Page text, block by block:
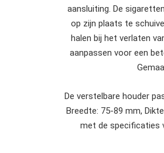
aansluiting. De
op zijn plaats te
halen bij het verlaten
aanpassen voor een
De verstelbare houder
Breedte: 75-89 mm,
met de specificaties